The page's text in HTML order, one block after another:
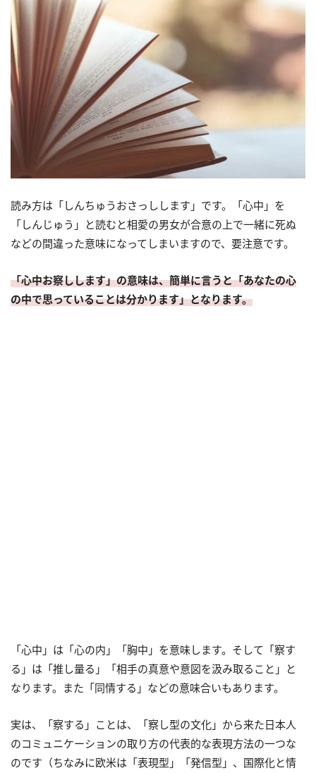
読み方は「しんちゅうおさっしします」です。「心中」を
「しんじゅう」と読むと相愛の男女が合意の上で一緒に死ぬ
などの間違った意味になってしまいますので、要注意です。
「心中お察しします」の意味は、簡単に言うと「あなたの心
の中で思っていることは分かります」となります。
「心中」は「心の内」「胸中」を意味します。そして「察す
る」は「推し量る」「相手の真意や意図を汲み取ること」と
なります。また「同情する」などの意味合いもあります。
実は、「察する」ことは、「察し型の文化」から来た日本人
のコミュニケーションの取り方の代表的な表現方法の一つな
のです（ちなみに欧米は「表現型」「発信型」、国際化と情